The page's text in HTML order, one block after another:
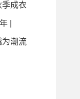
成衣
|
为潮流